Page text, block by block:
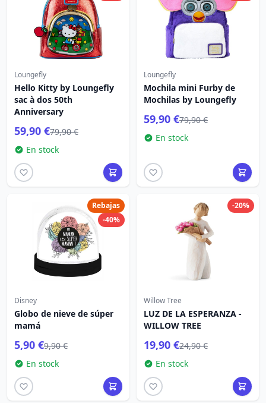
Loungefly
Hello Kitty by Loungefly
sac à dos 50th
Anniversary
59,90 €79,90 €
En stock
Loungefly
Mochila mini Furby de
Mochilas by Loungefly
59,90 €79,90 €
En stock
Rebajas
-40%
Disney
Globo de nieve de súper
mamá
5,90 €9,90 €
En stock
-20%
Willow Tree
LUZ DE LA ESPERANZA -
WILLOW TREE
19,90 €24,90 €
En stock